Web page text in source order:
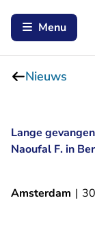
Menu
Nieuws
Lange
Naoufal F. in
Amsterdam |